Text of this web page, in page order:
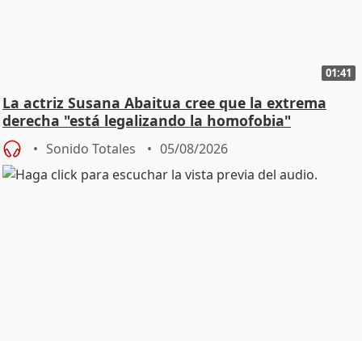
01:41
La actriz Susana Abaitua cree que la extrema
derecha "está legalizando la homofobia"
Sonido Totales 05/08/2026